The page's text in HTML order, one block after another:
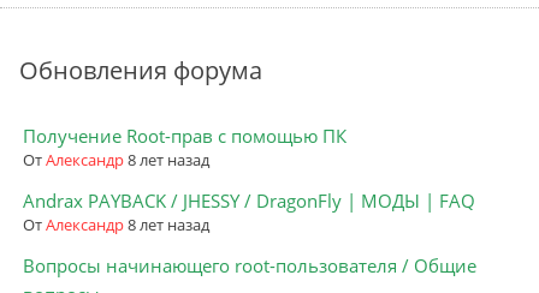
Обновления форума
Получение Root-прав с помощью ПК
ОтАлександр8 лет назад
Andrax PAYBACK / JHESSY / DragonFly | МОДЫ | FAQ
ОтАлександр8 лет назад
Вопросы начинающего root-пользователя / Общие